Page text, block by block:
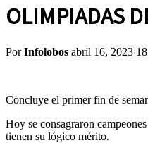
OLIMPIADAS
PorInfolobos abril 16, 2023
Concluye el primer fin de
Hoy se consagraron
tienen su lógico mérito.